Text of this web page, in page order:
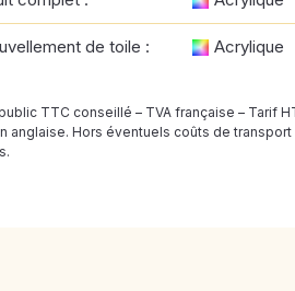
de toile : Acrylique
TTC conseillé – TVA française – Tarif
anglaise. Hors éventuels coûts de transport